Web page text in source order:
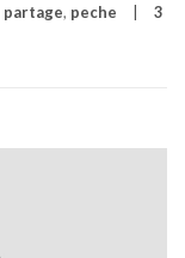
partage, peche 3